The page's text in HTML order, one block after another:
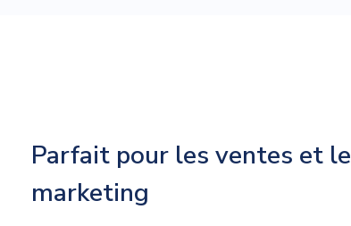
Parfait pour les ventes et le
marketing